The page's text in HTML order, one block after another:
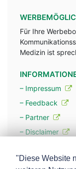
Für Ihre
Medizin ist
– Impressum
– Feedback
– Partner
– Disclaimer
"Diese Website